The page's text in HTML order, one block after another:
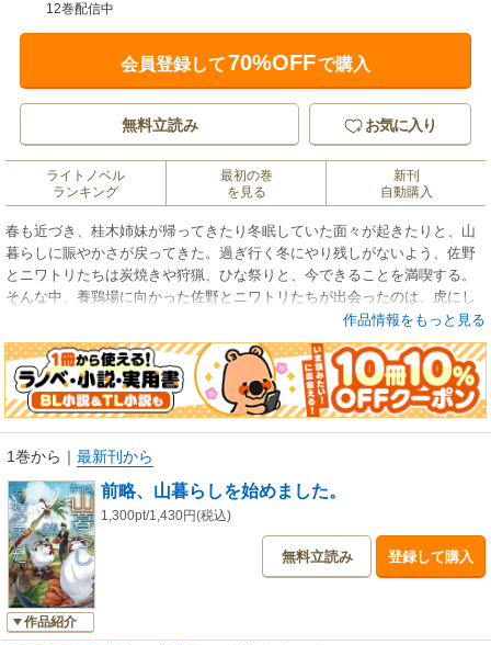
12巻配信中
会員登録して70%OFFで購入
無料立読み お気に入り
ライトノベル
ランキング
最初の巻
を見る
新刊
自動購入
春も近づき、桂木姉妹が帰ってきたり冬眠していた面々が起きたりと、山
暮らしに賑やかさが戻ってきた。過ぎ行く冬にやり残しがないよう、佐野
とニワトリたちは炭焼きや狩猟、ひな祭りと、今できることを満喫する。
そんな中、養鶏場に向かった佐野とニワトリたちが出会ったのは、虎にし
巨大もふもふ同士のじゃれあいは制御不能！
盛りだくさんの本編に加えて書き下ろし短編も４本収録の第７巻！
※本作品の電子版には本編終了後にカドカワBOOKS『図書館の天才少女
～本好きの新人官吏は膨大な知識で国を救います！～』（著：蒼井 美
紗）のお試し版が収録されています。
作品情報をもっと見る
1巻から ｜ 最新刊から
作品紹介
前略、山暮らしを始めました。
1,300pt/1,430円(税込)
無料立読み 登録して購入